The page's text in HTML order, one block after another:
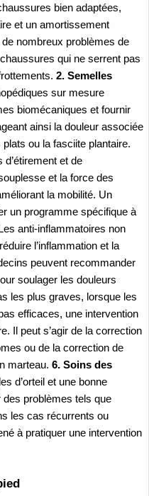
bien adaptées,
et un amortissement
nombreux problèmes de
qui ne serrent pas
2. Semelles
sur mesure
biomécaniques et fournir
ainsi la douleur associée
ou la fasciite plantaire.
et de
et la force des
la mobilité. Un
un programme spécifique à
Les anti-inflammatoires non
l’inflammation et la
peuvent recommander
soulager les douleurs
les plus graves, lorsque les
efficaces, une intervention
Il peut s’agir de la correction
ou de la correction de
marteau. 6. Soins des
d’orteil et une bonne
des problèmes tels que
les cas récurrents ou
à pratiquer une intervention